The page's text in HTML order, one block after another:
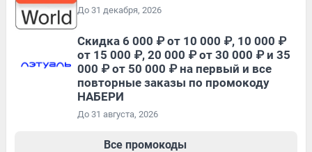
До 31 декабря, 2026
Скидка 6 000 ₽ от 10 000 ₽, 10 000 ₽
от 15 000 ₽, 20 000 ₽ от 30 000 ₽ и 35
000 ₽ от 50 000 ₽ на первый и все
повторные заказы по промокоду
НАБЕРИ
До 31 августа, 2026
Все промокоды